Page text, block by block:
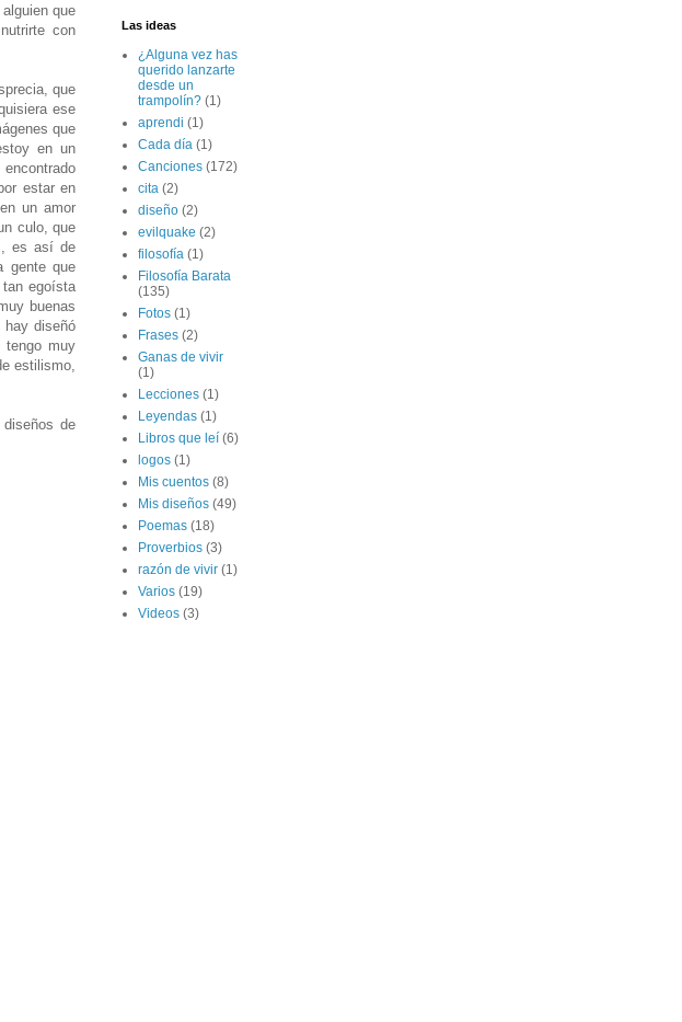
que
con
que
ese
que
en un
estar en
un amor
culo, que
es así de
gente que
egoísta
buenas
diseñó
muy
estilismo,
de
Las ideas
¿Alguna vez has
querido lanzarte
desde un
trampolín? (1)
aprendi (1)
Cada día (1)
Canciones (172)
cita (2)
diseño (2)
evilquake (2)
filosofía (1)
Filosofía Barata
(135)
Fotos (1)
Frases (2)
Ganas de vivir
(1)
Lecciones (1)
Leyendas (1)
Libros que leí (6)
logos (1)
Mis cuentos (8)
Mis diseños (49)
Poemas (18)
Proverbios (3)
razón de vivir (1)
Varios (19)
Videos (3)